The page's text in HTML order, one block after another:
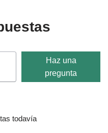
Haz una
pregunta
todavía